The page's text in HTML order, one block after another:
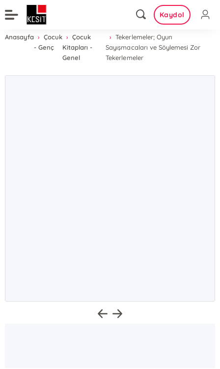
Kaydol
Anasayfa
Çocuk
- Genç
Çocuk
Kitapları -
Genel
Tekerlemeler; Oyun
Sayışmacaları ve Söylemesi Zor
Tekerlemeler